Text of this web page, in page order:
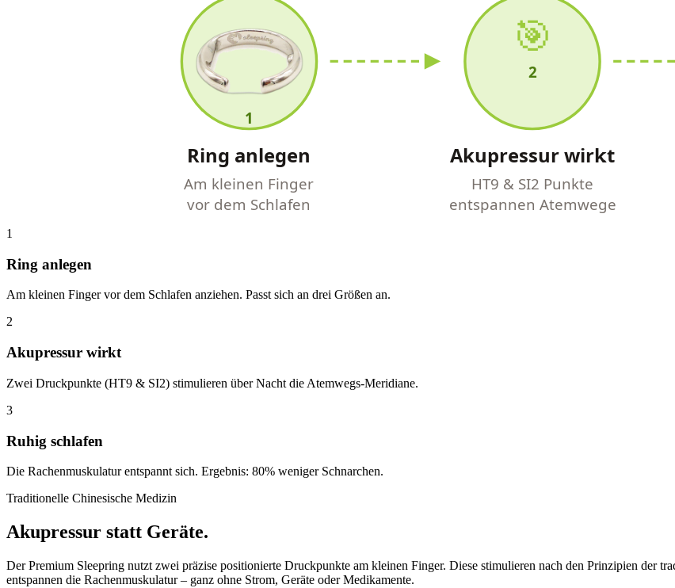
1
Ring anlegen
Am kleinen Finger
vor dem Schlafen
🎯
2
Akupressur wirkt
HT9 & SI2 Punkte
entspannen Atemwege
1
Ring anlegen
Am kleinen Finger vor dem Schlafen anziehen. Passt sich an drei Größen an.
2
Akupressur wirkt
Zwei Druckpunkte (HT9 & SI2) stimulieren über Nacht die Atemwegs-Meridiane.
3
Ruhig schlafen
Die Rachenmuskulatur entspannt sich. Ergebnis: 80% weniger Schnarchen.
Traditionelle Chinesische Medizin
Akupressur statt Geräte.
Der Premium Sleepring nutzt zwei präzise positionierte Druckpunkte am kleinen Finger. Diese stimulieren nach den Prinzipien der
entspannen die Rachenmuskulatur – ganz ohne Strom, Geräte oder Medikamente.